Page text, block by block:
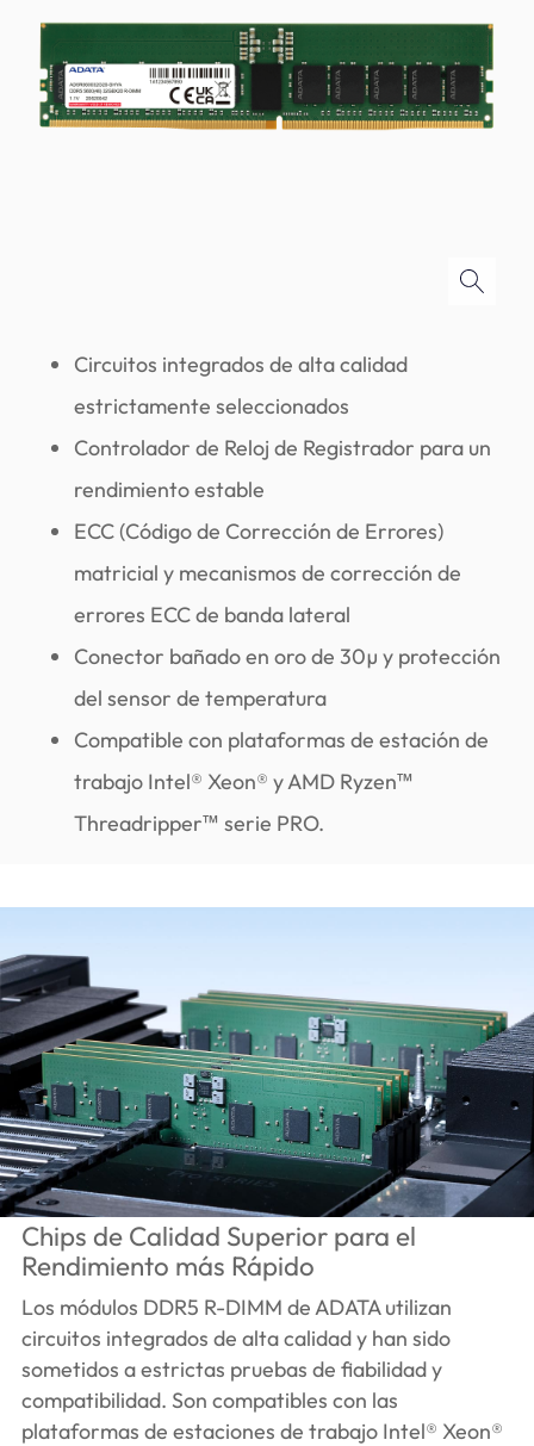
Circuitos integrados de alta calidad
estrictamente seleccionados
Controlador de Reloj de Registrador para un
rendimiento estable
ECC (Código de Corrección de Errores)
matricial y mecanismos de corrección de
errores ECC de banda lateral
Conector bañado en oro de 30µ y protección
del sensor de temperatura
Compatible con plataformas de estación de
trabajo Intel® Xeon® y AMD Ryzen™
Threadripper™ serie PRO.
Chips de Calidad Superior para el
Rendimiento más Rápido
Los módulos DDR5 R-DIMM de ADATA utilizan
circuitos integrados de alta calidad y han sido
sometidos a estrictas pruebas de fiabilidad y
compatibilidad. Son compatibles con las
plataformas de estaciones de trabajo Intel® Xeon®